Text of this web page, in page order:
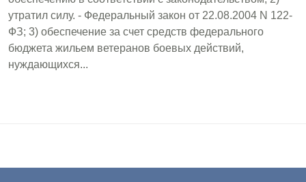
утратил силу. - Федеральный закон от 22.08.2004 N 122-
ФЗ; 3) обеспечение за счет средств федерального
бюджета жильем ветеранов боевых действий,
нуждающихся...